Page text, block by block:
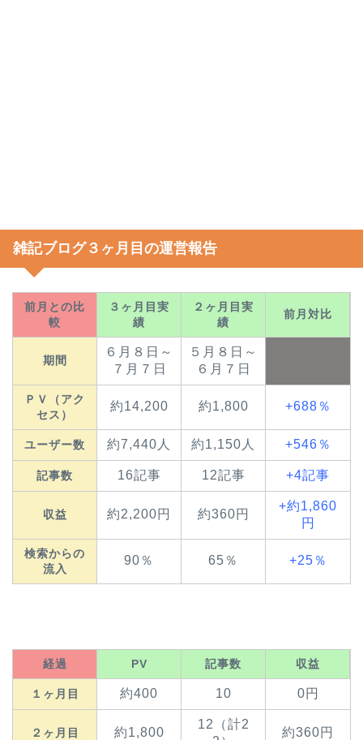
雑記ブログ３ヶ月目の運営報告
前月との比
較
３ヶ月目実
績
２ヶ月目実
績
前月対比
期間
６月８日～
７月７日
５月８日～
６月７日
ＰＶ（アク
セス）
約14,200 約1,800 +688％
ユーザー数 約7,440人 約1,150人 +546％
記事数 16記事 12記事 +4記事
収益 約2,200円 約360円
+約1,860
円
検索からの
流入
90％ 65％ +25％
経過 PV 記事数 収益
１ヶ月目 約400 10 0円
２ヶ月目 約1,800
12（計2
約360円